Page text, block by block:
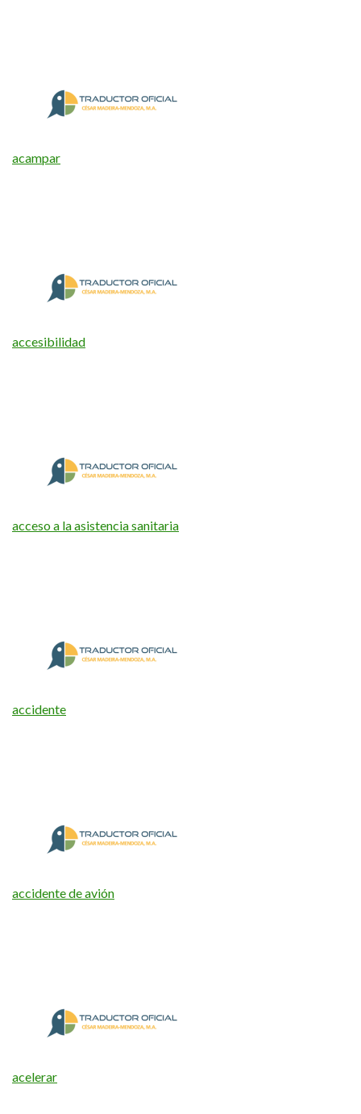
acampar
accesibilidad
acceso a la asistencia sanitaria
accidente
accidente de avión
acelerar